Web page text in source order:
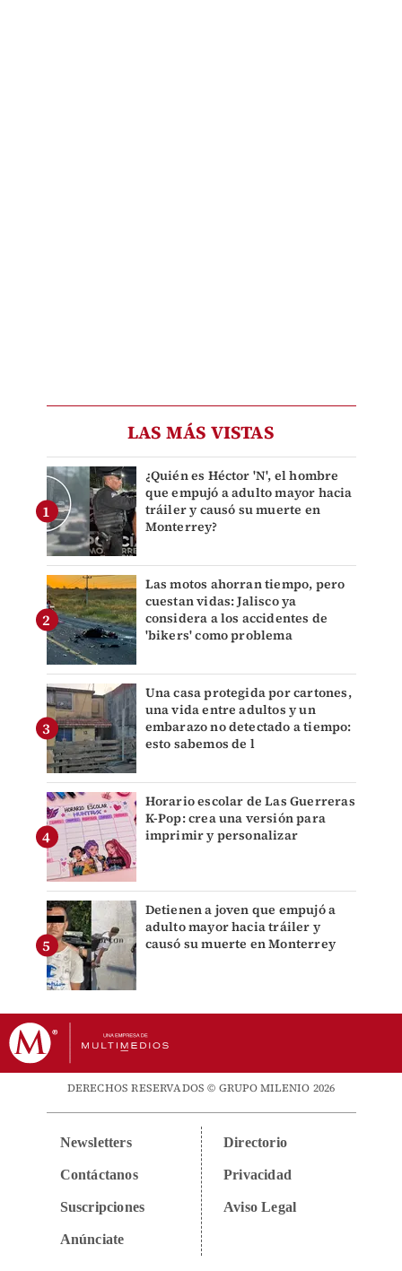
LAS MÁS VISTAS
¿Quién es Héctor 'N', el hombre
que empujó a adulto mayor hacia
tráiler y causó su muerte en
Monterrey?
Las motos ahorran tiempo, pero
cuestan vidas: Jalisco ya
considera a los accidentes de
'bikers' como problema
Una casa protegida por cartones,
una vida entre adultos y un
embarazo no detectado a tiempo:
esto sabemos de l
Horario escolar de Las Guerreras
K-Pop: crea una versión para
imprimir y personalizar
Detienen a joven que empujó a
adulto mayor hacia tráiler y
causó su muerte en Monterrey
DERECHOS RESERVADOS © GRUPO MILENIO 2026
Newsletters
Contáctanos
Suscripciones
Anúnciate
Directorio
Privacidad
Aviso Legal